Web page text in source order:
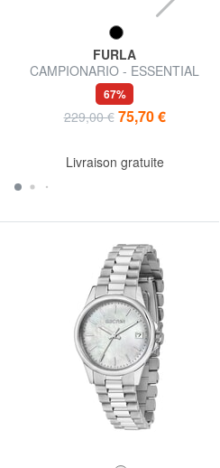
FURLA
CAMPIONARIO - ESSENTIAL
montre à affichage de l'heure
uniquement
67%
229,00 € 75,70 €
Livraison gratuite